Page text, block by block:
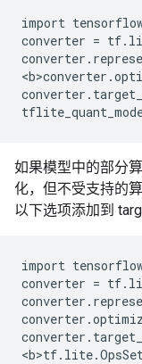
import
converter =
如果模型中的部分
化，但不受支持的
以下选项添加到
import
converter =